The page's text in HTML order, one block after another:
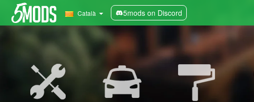
Català 5mods on Discord